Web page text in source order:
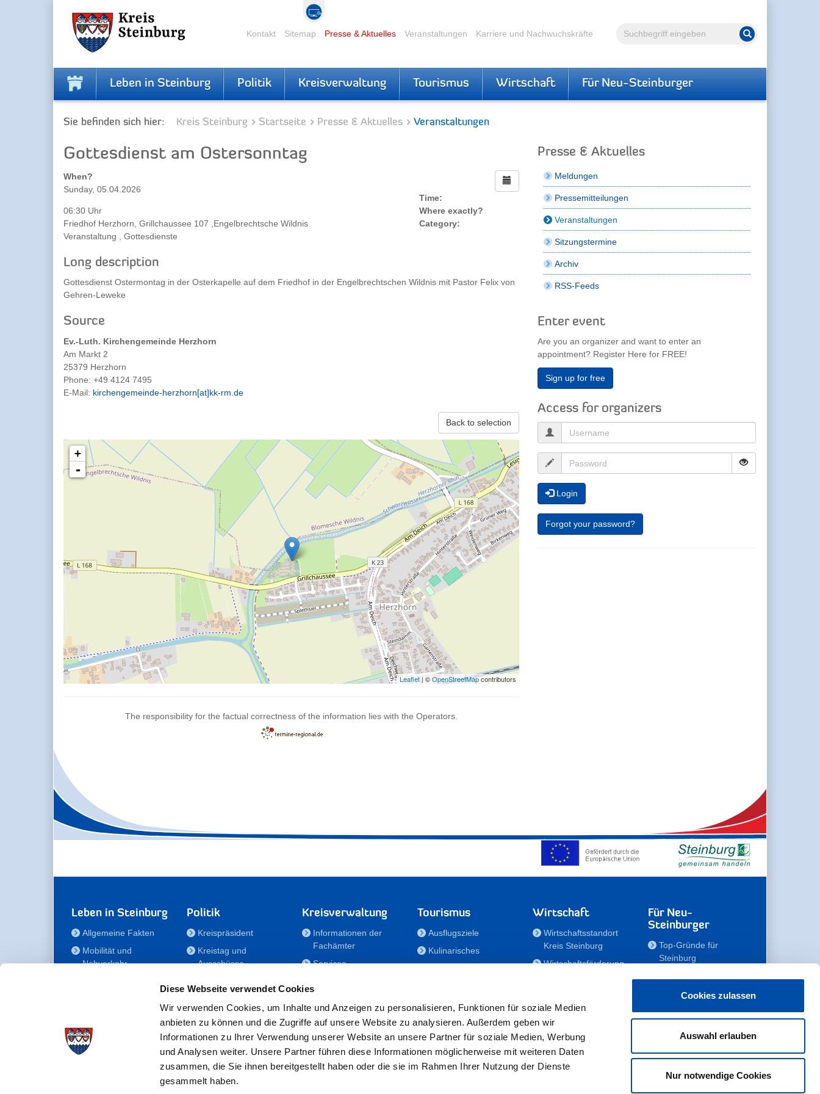
Diese Webseite verwendet Cookies
Wir verwenden Cookies, um Inhalte und Anzeigen zu personalisieren, Funktionen für soziale Medien
anbieten zu können und die Zugriffe auf unsere Website zu analysieren. Außerdem geben wir
Informationen zu Ihrer Verwendung unserer Website an unsere Partner für soziale Medien, Werbung
und Analysen weiter. Unsere Partner führen diese Informationen möglicherweise mit weiteren Daten
zusammen, die Sie ihnen bereitgestellt haben oder die sie im Rahmen Ihrer Nutzung der Dienste
gesammelt haben.
Cookies zulassen
Auswahl erlauben
Nur notwendige Cookies
Volltextsuche Suche starten
Kontakt Sitemap Presse & Aktuelles Veranstaltungen Karriere und Nachwuchskräfte
Leben in Steinburg Politik Kreisverwaltung Tourismus Wirtschaft Für Neu-Steinburger
Sie befinden sich hier: Kreis Steinburg Startseite Presse & Aktuelles Veranstaltungen
Gottesdienst am Ostersonntag
When?
Sunday, 05.04.2026
Time:
06:30 Uhr
Where exactly?
Friedhof Herzhorn, Grillchaussee 107 ,Engelbrechtsche Wildnis
Category:
Veranstaltung , Gottesdienste
Long description
Gottesdienst Ostermontag in der Osterkapelle auf dem Friedhof in der Engelbrechtschen Wildnis mit Pastor Felix von
Gehren-Leweke
Source
Ev.-Luth. Kirchengemeinde Herzhorn
Am Markt 2
25379 Herzhorn
Phone: +49 4124 7495
E-Mail: kirchengemeinde-herzhorn[at]kk-rm.de
Back to selection
+
-
Leaflet| ©OpenStreetMapcontributors
The responsibility for the factual correctness of the information lies with the Operators.
Presse & Aktuelles
Meldungen
Pressemitteilungen
Veranstaltungen
Sitzungstermine
Archiv
RSS-Feeds
Enter event
Are you an organizer and want to enter an
appointment? Register Here for FREE!
Sign up for free
Access for organizers
Login
Forgot your password?
Leben in Steinburg
Allgemeine Fakten
Mobilität und
Nahverkehr
Gesundheit
Bildung
Politik
Kreispräsident
Kreistag und
Ausschüsse
für Menschen mit
Behinderung
Der
Kreisseniorenbeirat
Förderstiftung
Fördergesellschaft/Sportförderung
Kreisverwaltung
Informationen der
Fachämter
Services
Nachwuchskräfte
Notdienste
Bekanntmachungen
Formulare/Downloads
RSS-Feeds
Tourismus
Ausflugsziele
Kulinarisches
Veranstaltungen
Wirtschaft
Wirtschaftsstandort
Kreis Steinburg
Wirtschaftsförderung
Zahlen, Daten,
Fakten
Gewerbeflächen
Für Neu-
Steinburger
Top-Gründe für
Steinburg
Meine Immobilie
Erholen